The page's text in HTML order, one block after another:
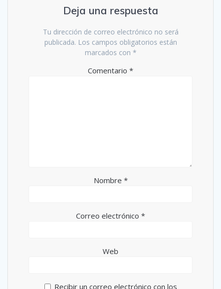
Deja una respuesta
Tu dirección de correo electrónico no será
publicada. Los campos obligatorios están
marcados con *
Comentario *
Nombre *
Correo electrónico *
Web
Recibir un correo electrónico con los